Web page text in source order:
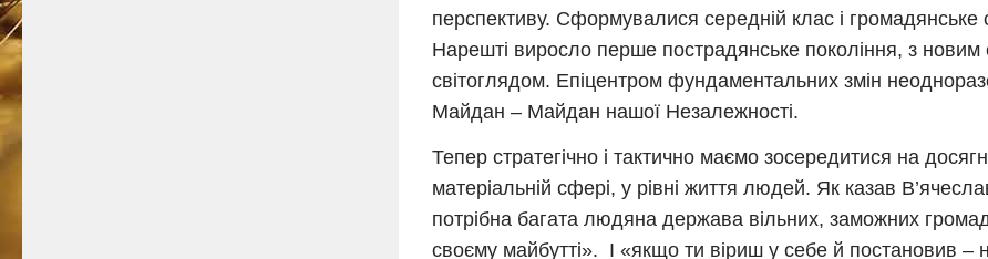
перспективу. Cформувалися середній клас і громадянське
Нарешті виросло перше пострадянське покоління, з новим
світоглядом. Епіцентром фундаментальних змін
Майдан – Майдан нашої Незалежності.
Тепер стратегічно і тактично маємо зосередитися на
матеріальній сфері, у рівні життя людей. Як казав
потрібна багата людяна держава вільних, заможних
своєму майбутті». І «якщо ти віриш у себе й постановив –